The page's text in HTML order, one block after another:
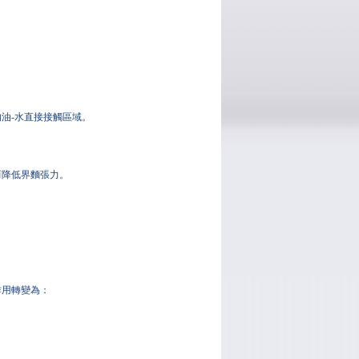
-水直接接觸區域。
低界麵張力。
轉變為：